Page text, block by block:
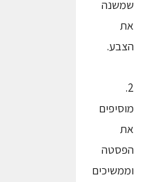
שמשנה
את
הצבע.
2.
מוסיפים
את
הפסטה
וממשיכים